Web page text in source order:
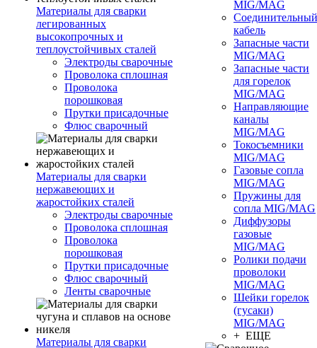
Материалы для сварки
легированных
высокопрочных и
теплоустойчивых сталей
Электроды сварочные
Проволока сплошная
Проволока
порошковая
Прутки присадочные
Флюс сварочный
Материалы для сварки
нержавеющих и
жаростойких сталей
Электроды сварочные
Проволока сплошная
Проволока
порошковая
Прутки присадочные
Флюс сварочный
Ленты сварочные
Материалы для сварки
MIG/MAG
Соединительный
кабель
Запасные части
MIG/MAG
Запасные части
для горелок
MIG/MAG
Направляющие
каналы
MIG/MAG
Токосъемники
MIG/MAG
Газовые сопла
MIG/MAG
Пружины для
сопла MIG/MAG
Диффузоры
газовые
MIG/MAG
Ролики подачи
проволоки
MIG/MAG
Шейки горелок
(гусаки)
MIG/MAG
+ ЕЩЕ